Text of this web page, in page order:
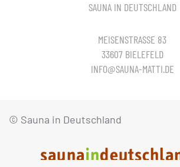
SAUNA IN DEUTSCHLAND
MEISENSTRASSE 83
33607 BIELEFELD
INFO@SAUNA-MATTI.DE
© Sauna in Deutschland